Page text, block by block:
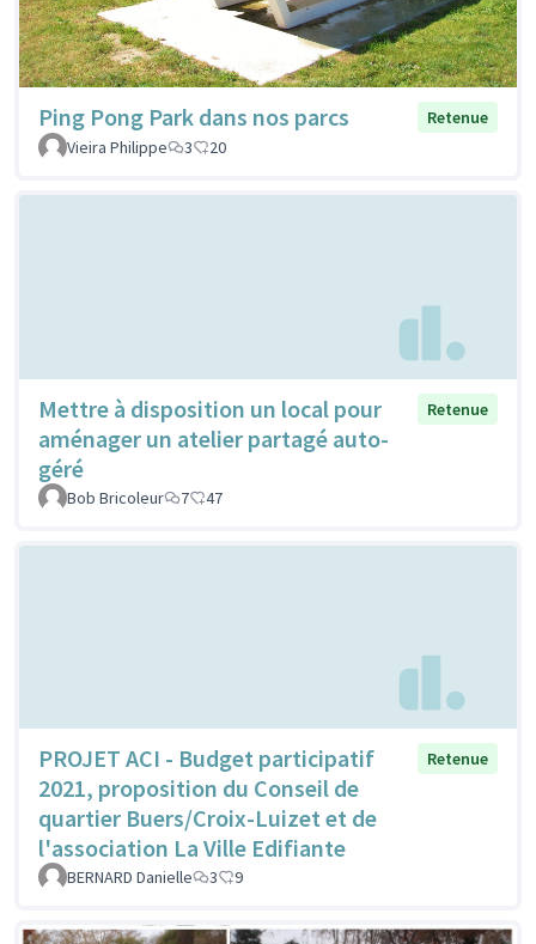
Ping Pong Park dans nos parcs
Retenue
Vieira Philippe
3 20
Mettre à disposition un local pour
aménager un atelier partagé auto-
géré
Retenue
Bob Bricoleur 7 47
PROJET ACI - Budget participatif
2021, proposition du Conseil de
quartier Buers/Croix-Luizet et de
l'association La Ville Edifiante
Retenue
BERNARD Danielle 3 9